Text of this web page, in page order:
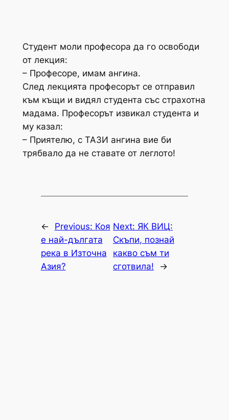
Студент моли професора да го освободи
от лекция:
– Професоре, имам ангина.
След лекцията професорът се отправил
към къщи и видял студента със страхотна
мадама. Професорът извикал студента и
му казал:
– Приятелю, с ТАЗИ ангина вие би
трябвало да не ставате от леглото!
← Previous: Коя
е най-дългата
река в Източна
Азия?
Next: ЯК ВИЦ:
Скъпи, познай
какво съм ти
сготвила!
→